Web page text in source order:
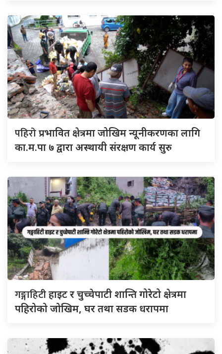
पहिरोप्रभावित क्षेत्रमा जोखिम न्यूनीकरणका लागि
का.म.पा ७ द्वारा अस्थायी संरक्षण कार्य सुरु
गङ्गाहिटीहाइट र चुच्चेपाटी शान्ति गोरेटो क्षेत्रमा
पहिरोको जोखिम, घर तथा सडक धरापमा